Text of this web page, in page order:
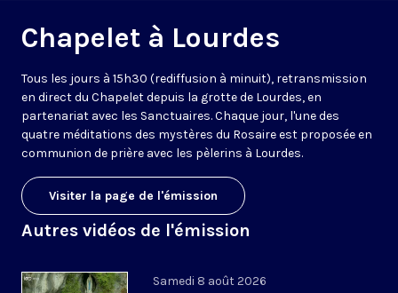
Chapelet à Lourdes
Tous les jours à 15h30 (rediffusion à minuit), retransmission
en direct du Chapelet depuis la grotte de Lourdes, en
partenariat avec les Sanctuaires. Chaque jour, l'une des
quatre méditations des mystères du Rosaire est proposée en
communion de prière avec les pèlerins à Lourdes.
Visiter la page de l'émission
Autres vidéos de l'émission
Samedi 8 août 2026